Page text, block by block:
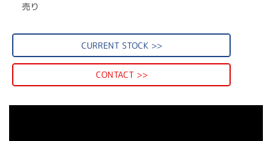
売り
CURRENT STOCK >>
CONTACT >>